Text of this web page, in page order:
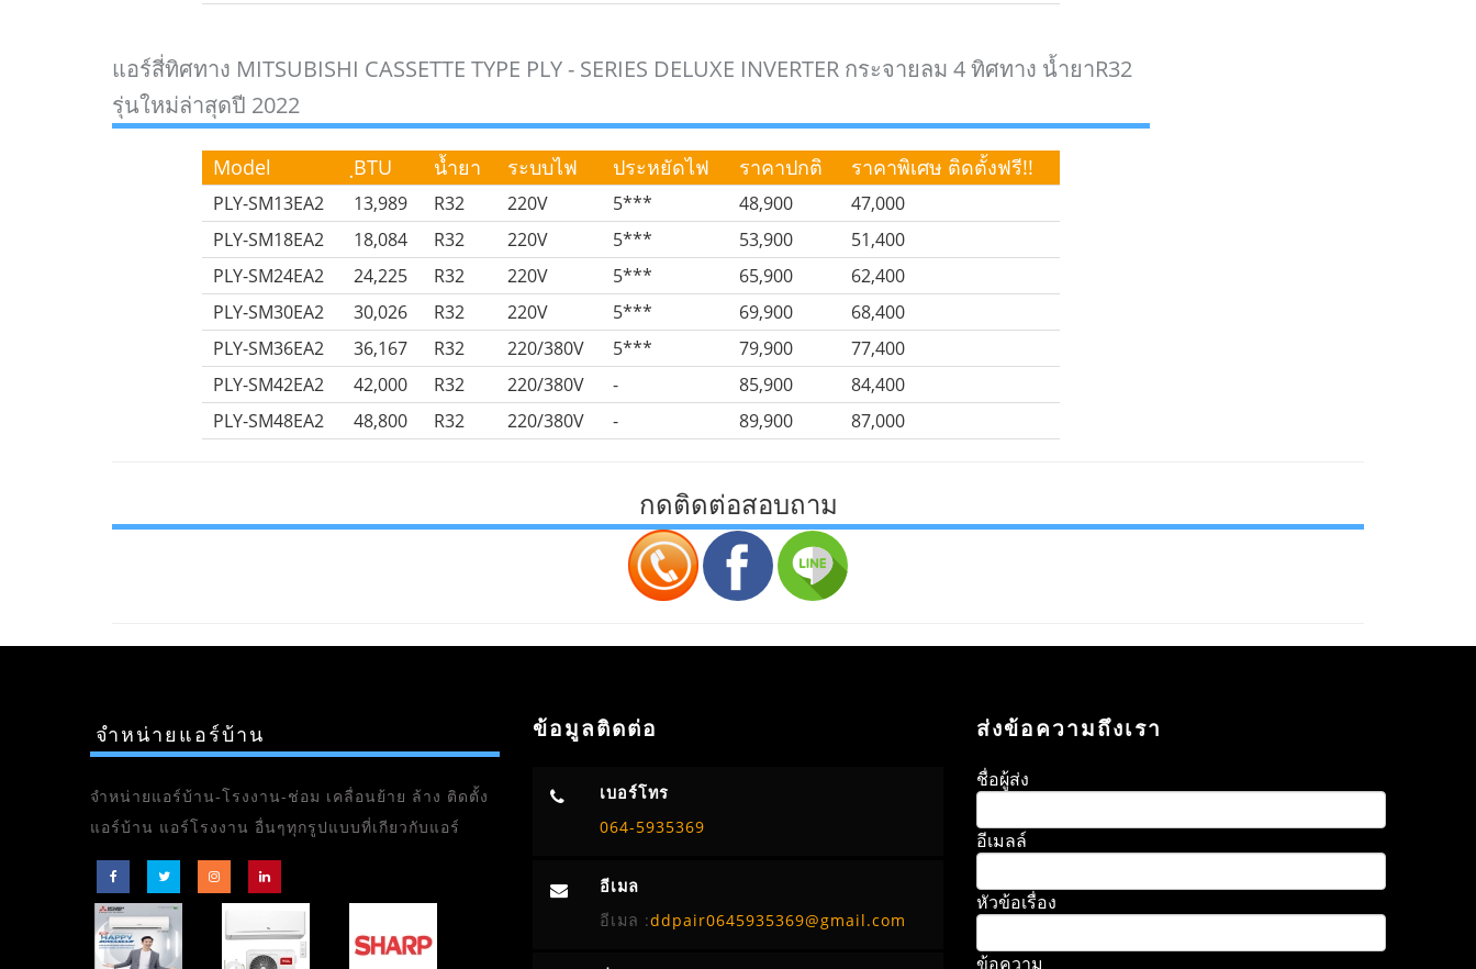
แอร์สี่ทิศทาง MITSUBISHI CASSETTE TYPE PLY - SERIES DELUXE INVERTER กระจายลม 4 ทิศทาง น้ำยาR32
รุ่นใหม่ล่าสุดปี 2022
Model ฺBTU น้ำยา ระบบไฟ ประหยัดไฟ ราคาปกติ ราคาพิเศษ ติดตั้งฟรี!!
PLY-SM13EA2 13,989 R32 220V 5*** 48,900
47,000
PLY-SM18EA2
18,084 R32 220V 5*** 53,900
51,400
PLY-SM24EA2
24,225 R32 220V 5*** 65,900
62,400
PLY-SM30EA2
30,026 R32 220V 5*** 69,900
68,400
PLY-SM36EA2
36,167 R32 220/380V 5*** 79,900
77,400
PLY-SM42EA2
42,000 R32 220/380V - 85,900
84,400
PLY-SM48EA2
48,800 R32 220/380V - 89,900 87,000
กดติดต่อสอบถาม
จำหน่ายแอร์บ้าน
จำหน่ายแอร์บ้าน-โรงงาน-ช่อม เคลื่อนย้าย ล้าง ติดตั้ง
แอร์บ้าน แอร์โรงงาน อื่นๆทุกรูปแบบที่เกียวกับแอร์
ข้อมูลติดต่อ
เบอร์โทร
064-5935369
อีเมล
อีเมล :ddpair0645935369@gmail.com
ส่งข้อความถึงเรา
ชื่อผู้ส่ง
อีเมลล์
หัวข้อเรื่อง
ข้อความ